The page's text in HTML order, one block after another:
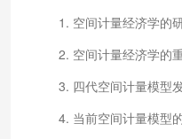
空间计量经济学的
空间计量经济学的
四代空间计量模型
当前空间计量模型